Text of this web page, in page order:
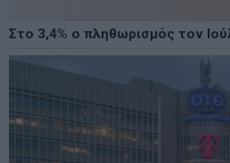
Στο 3,4% ο πληθωρισμός τον